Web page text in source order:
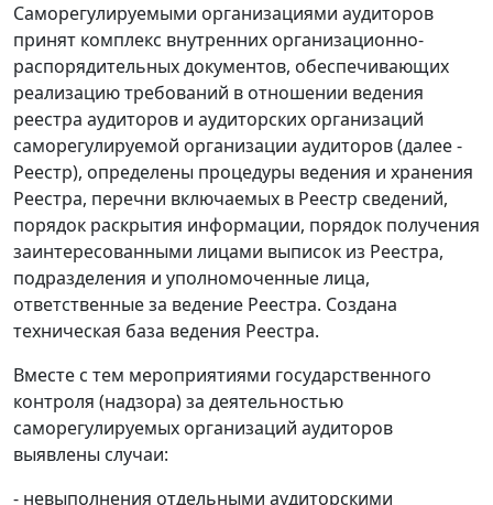
Саморегулируемыми организациями аудиторов
принят комплекс внутренних организационно-
распорядительных документов, обеспечивающих
реализацию требований в отношении ведения
реестра аудиторов и аудиторских организаций
саморегулируемой организации аудиторов (далее -
Реестр), определены процедуры ведения и хранения
Реестра, перечни включаемых в Реестр сведений,
порядок раскрытия информации, порядок получения
заинтересованными лицами выписок из Реестра,
подразделения и уполномоченные лица,
ответственные за ведение Реестра. Создана
техническая база ведения Реестра.
Вместе с тем мероприятиями государственного
контроля (надзора) за деятельностью
саморегулируемых организаций аудиторов
выявлены случаи:
- невыполнения отдельными аудиторскими